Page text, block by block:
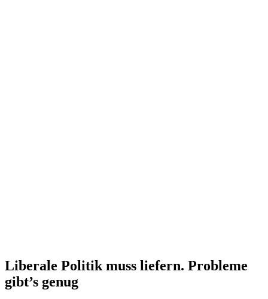
Liberale Politik muss liefern. Probleme
gibt’s genug